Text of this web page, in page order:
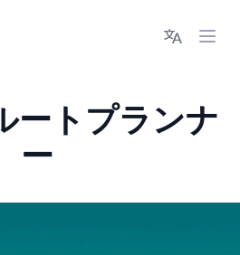
Languages
ートプランナ
ー